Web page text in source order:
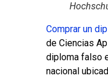
Comprar un
de Ciencias
diploma falso
nacional